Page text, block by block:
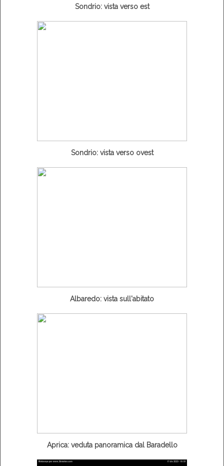
Sondrio: vista verso est
Sondrio: vista verso ovest
Albaredo: vista sull'abitato
Aprica: veduta panoramica dal Baradello